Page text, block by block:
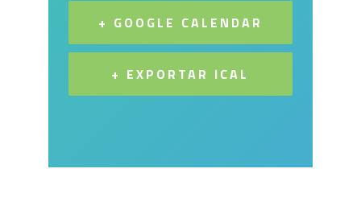
+ GOOGLE CALENDAR
+ EXPORTAR ICAL